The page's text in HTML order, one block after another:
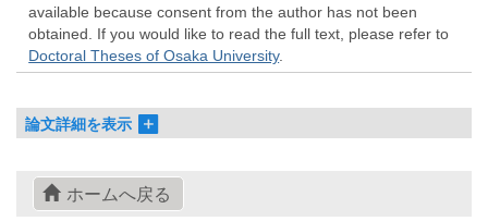
available because consent from the author has not been
obtained. If you would like to read the full text, please refer to
Doctoral Theses of Osaka University.
論文詳細を表示
ホームへ戻る